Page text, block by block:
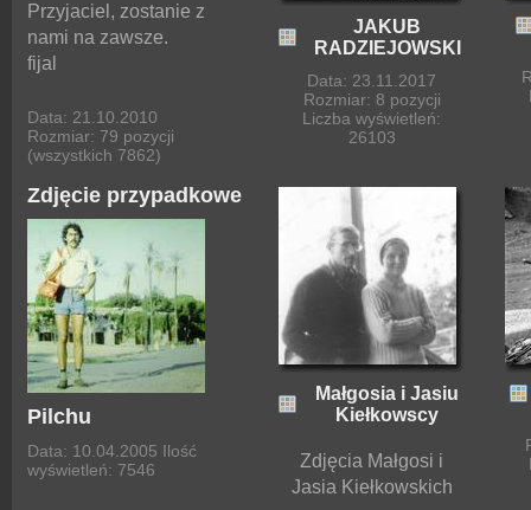
Przyjaciel, zostanie z
nami na zawsze.
fijal
Data: 21.10.2010
Rozmiar: 79 pozycji
(wszystkich 7862)
Zdjęcie przypadkowe
Pilchu
Data: 10.04.2005 Ilość
wyświetleń: 7546
JAKUB
RADZIEJOWSKI
Data: 23.11.2017
Rozmiar: 8 pozycji
Liczba wyświetleń:
26103
Małgosia i Jasiu
Kiełkowscy
Zdjęcia Małgosi i
Jasia Kiełkowskich